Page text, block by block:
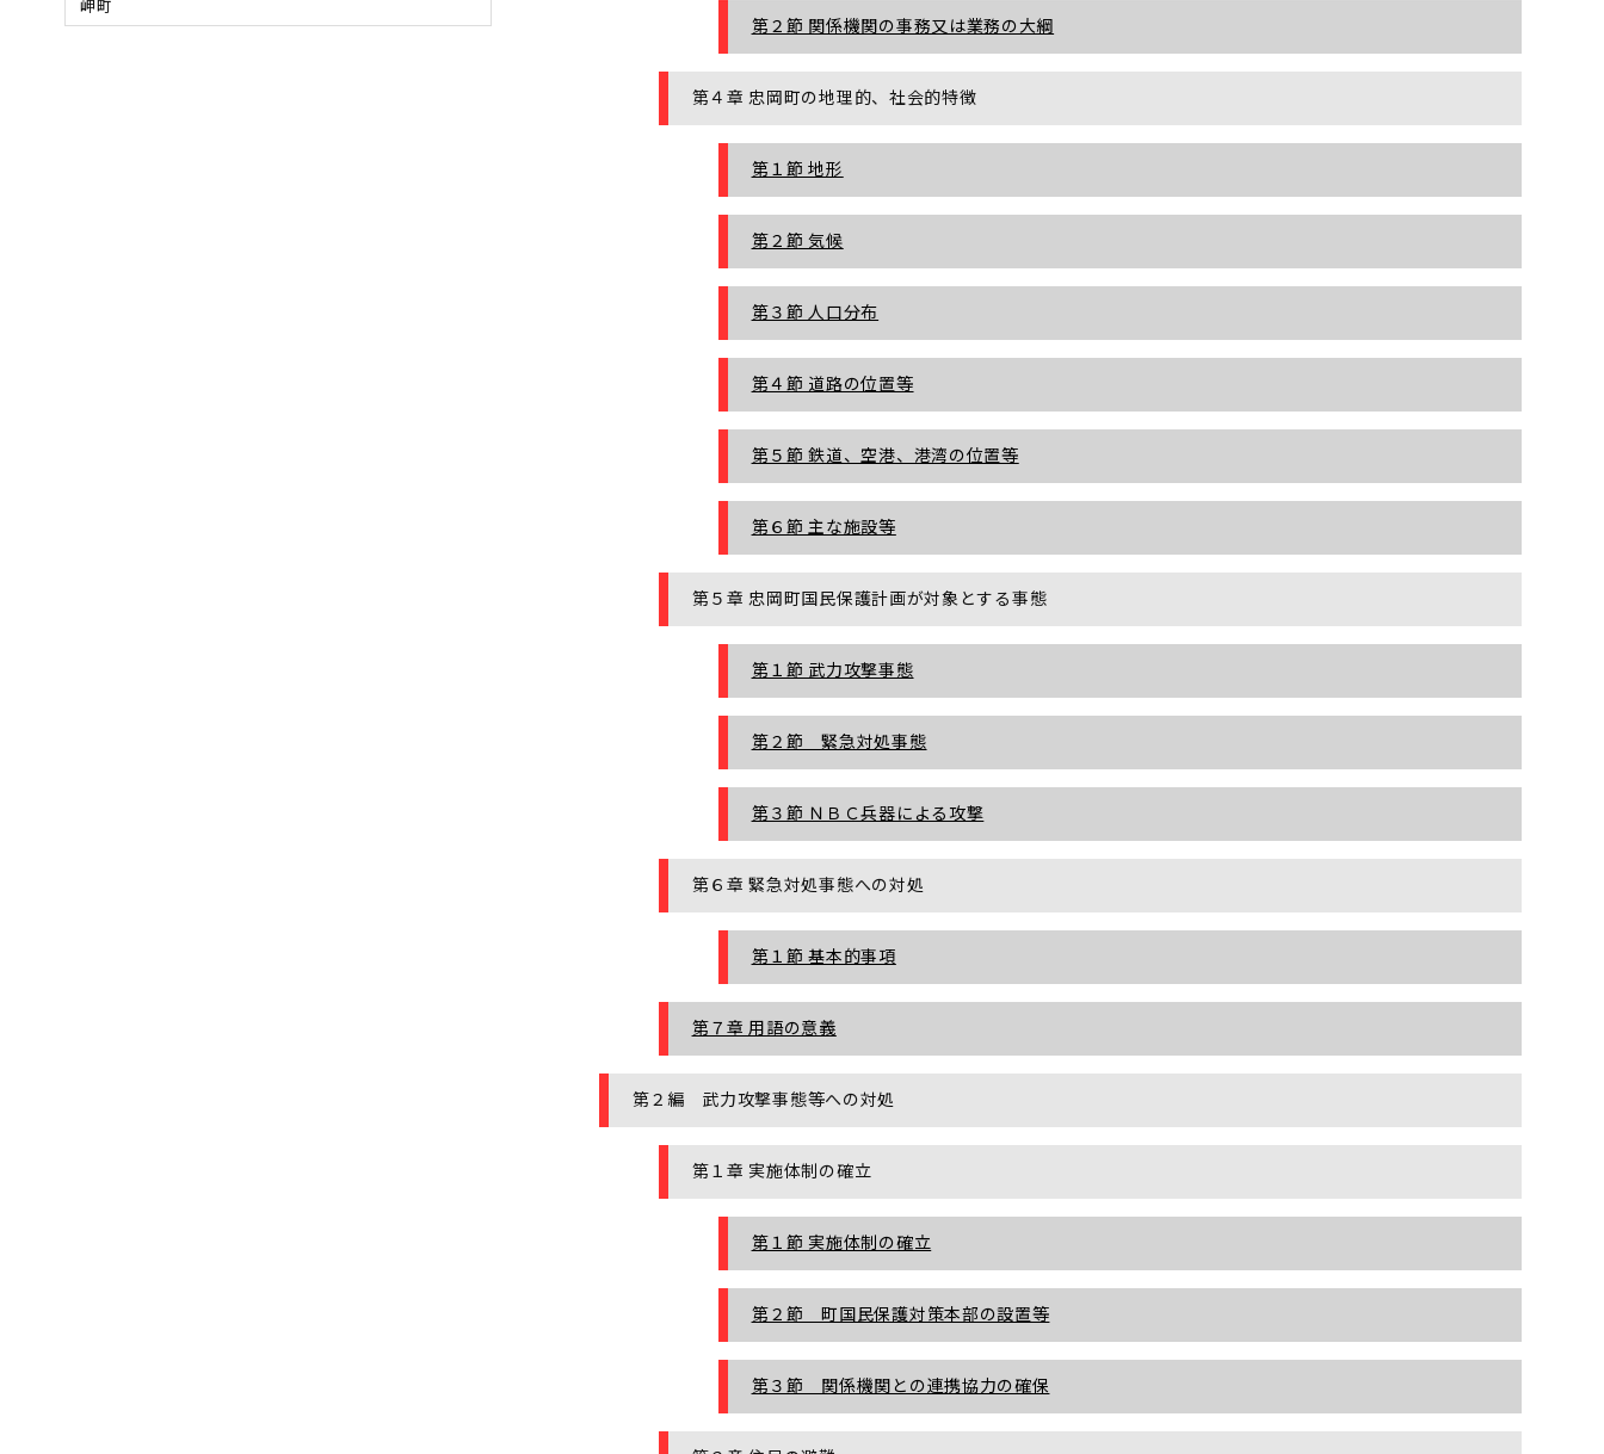
岬町
第２節 関係機関の事務又は業務の大綱
第４章 忠岡町の地理的、社会的特徴
第１節 地形
第２節 気候
第３節 人口分布
第４節 道路の位置等
第５節 鉄道、空港、港湾の位置等
第６節 主な施設等
第５章 忠岡町国民保護計画が対象とする事態
第１節 武力攻撃事態
第２節 緊急対処事態
第３節 ＮＢＣ兵器による攻撃
第６章 緊急対処事態への対処
第１節 基本的事項
第７章 用語の意義
第２編 武力攻撃事態等への対処
第１章 実施体制の確立
第１節 実施体制の確立
第２節 町国民保護対策本部の設置等
第３節 関係機関との連携協力の確保